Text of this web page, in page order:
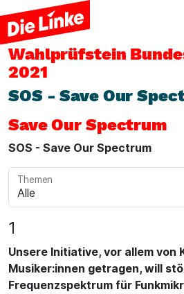
Wahlprüfstein
2021
SOS - Save Our
Save Our Spectrum
SOS - Save Our Spectrum
Themen
1
Unsere Initiative, vor allem von
Musiker:innen getragen, will
Frequenzspektrum für